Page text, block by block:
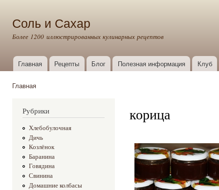
Соль и Сахар
Более 1200 иллюстрированных кулинарных рецептов
Главное меню
Главная Рецепты Блог Полезная информация Клуб
Главная
Рубрики
Хлебобулочная
Дичь
Козлёнок
Баранина
Говядина
Свинина
Домашние колбасы
корица